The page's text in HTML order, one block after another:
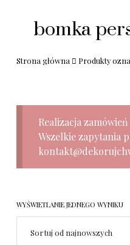
bomka
Strona główna Produkty
Realizacja
Wszelkie zapytania
WYŚWIETLANIE JEDNEGO WYNIKU